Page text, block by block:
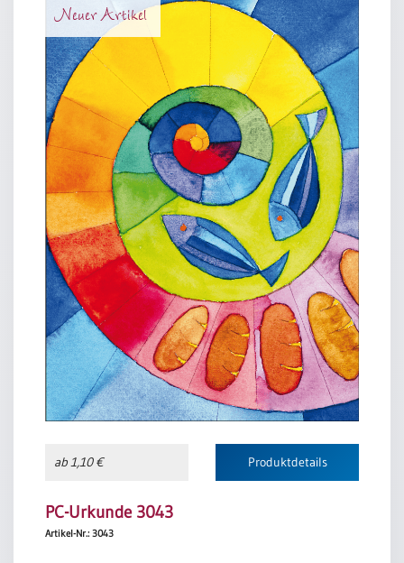
Neuer Artikel
ab 1,10 € Produktdetails
PC-Urkunde 3043
Artikel-Nr.: 3043